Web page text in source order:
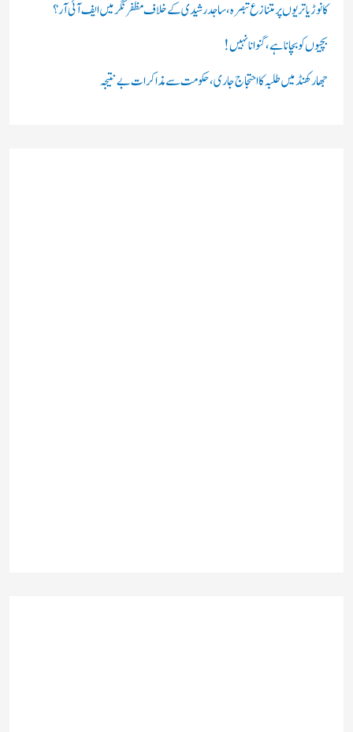
کانوڑ یاتریوں پر متنازع تبصرہ، ساجد رشیدی کے خلاف مظفرنگر میں ایف آئی آر؟
بچیوں کو بچانا ہے، گنوانا نہیں!
جھارکھنڈ میں طلبہ کا احتجاج جاری، حکومت سے مذاکرات بے نتیجہ